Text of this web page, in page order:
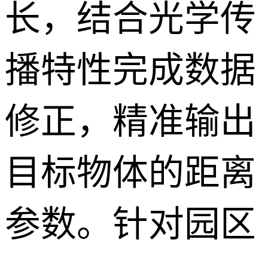
长，结合光学传
播特性完成数据
修正，精准输出
目标物体的距离
参数。针对园区